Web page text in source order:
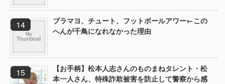
ブラマヨ、チュート、フットボールアワー←この
へんが千鳥になれなかった理由
【お手柄】松本人志さんのものまねタレント・松
本一人さん、特殊詐欺被害を防止して警察から感